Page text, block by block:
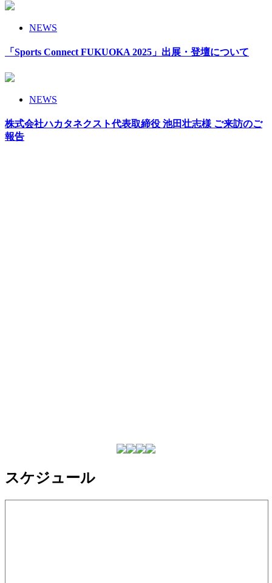
NEWS
「Sports Connect FUKUOKA 2025」出展・登壇について
NEWS
株式会社ハカタネクスト代表取締役 池田壮志様 ご来訪のご
報告
スケジュール